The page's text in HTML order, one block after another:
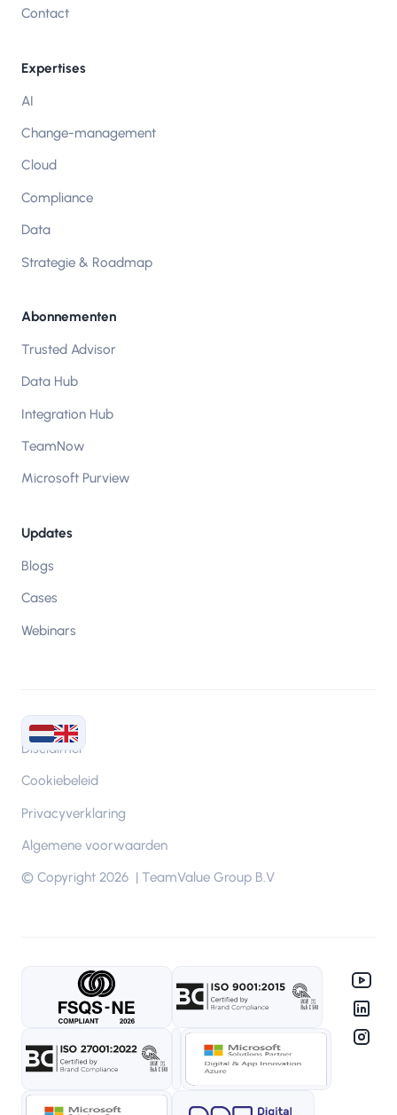
Contact
Expertises
AI
Change-management
Cloud
Compliance
Data
Strategie & Roadmap
Abonnementen
Trusted Advisor
Data Hub
Integration Hub
TeamNow
Microsoft Purview
Updates
Blogs
Cases
Webinars
© Copyright 2026 | TeamValue Group B.V
Disclaimer
Cookiebeleid
Privacyverklaring
Algemene voorwaarden